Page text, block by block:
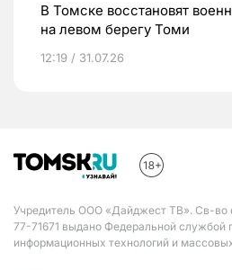
В Томске восстановят
на левом берегу Томи
12:19 / 31.07.26
Учредитель ООО «Дайджест ТВ». Св-
77-71671 выдано Федеральной службой
информационных технологий и